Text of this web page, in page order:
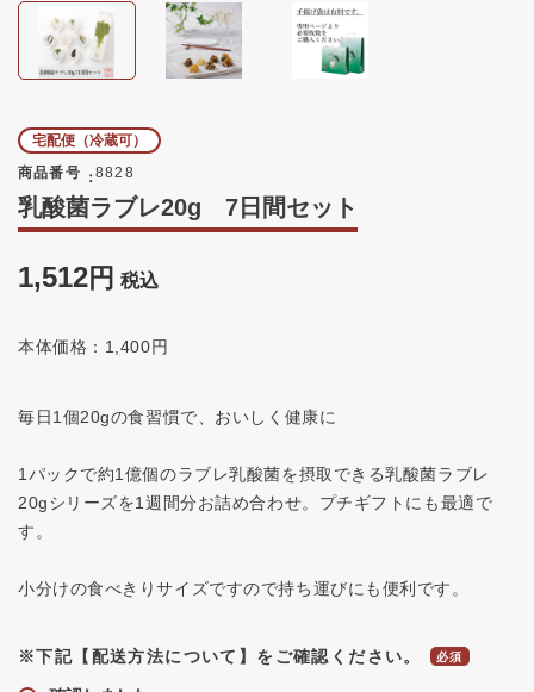
宅配便（冷蔵可）
商品番号
8828
乳酸菌ラブレ20g 7日間セット
1,512 税込
本体価格：1,400円
毎日1個20gの食習慣で、おいしく健康に
1パックで約1億個のラブレ乳酸菌を摂取できる乳酸菌ラブレ
20gシリーズを1週間分お詰め合わせ。プチギフトにも最適で
す。
小分けの食べきりサイズですので持ち運びにも便利です。
※下記【配送方法について】をご確認ください。